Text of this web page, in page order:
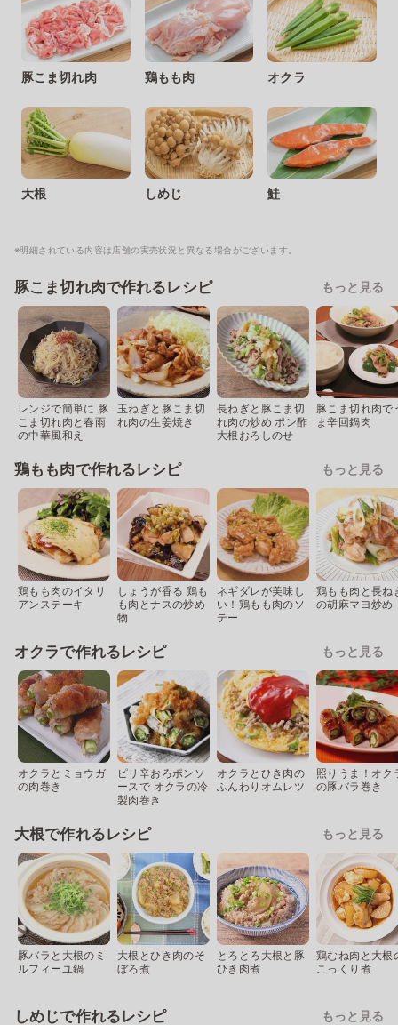
豚こま切れ肉 鶏もも肉 オクラ
大根 しめじ 鮭
※明細されている内容は店舗の実売状況と異なる場合がございます。
豚こま切れ肉で作れるレシピ もっと見る
レンジで簡単に 豚
こま切れ肉と春雨
の中華風和え
玉ねぎと豚こま切
れ肉の生姜焼き
長ねぎと豚こま切
れ肉の炒め ポン酢
大根おろしのせ
豚こま切れ肉で
ま辛回鍋肉
鶏もも肉で作れるレシピ もっと見る
鶏もも肉のイタリ
アンステーキ
しょうが香る 鶏も
も肉とナスの炒め
物
ネギダレが美味し
い！鶏もも肉のソ
テー
鶏もも肉と長ね
の胡麻マヨ炒め
オクラで作れるレシピ もっと見る
オクラとミョウガ
の肉巻き
ピリ辛おろポンソ
ースで オクラの冷
製肉巻き
オクラとひき肉の
ふんわりオムレツ
照りうま！オク
の豚バラ巻き
大根で作れるレシピ もっと見る
豚バラと大根のミ
ルフィーユ鍋
大根とひき肉のそ
ぼろ煮
とろとろ大根と豚
ひき肉煮
鶏むね肉と大根
こっくり煮
しめじで作れるレシピ もっと見る